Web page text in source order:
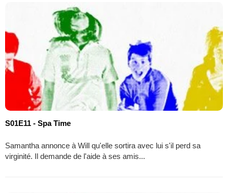
S01E11 - Spa Time
Samantha annonce à Will qu'elle sortira avec lui s'il perd sa
virginité. Il demande de l'aide à ses amis...